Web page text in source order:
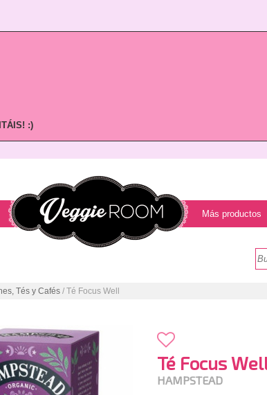
:)
Más productos
Tés y Cafés / Té Focus Well
Té Focus
HAMPSTEAD